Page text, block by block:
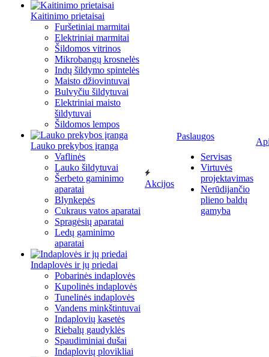
Kaitinimo prietaisai
Furšetiniai marmitai
Elektriniai marmitai
Šildomos vitrinos
Mikrobangų krosnelės
Indų šildymo spintelės
Maisto džiovintuvai
Bulvyčiu šildytuvai
Elektriniai maisto
šildytuvai
Šildomos lempos
Lauko prekybos įranga
Vaflinės
Lauko šildytuvai
Šerbeto gaminimo
aparatai
Blynkepės
Cukraus vatos aparatai
Spragėsių aparatai
Ledų gaminimo
aparatai
Indaplovės ir jų priedai
Pobarinės indaplovės
Kupolinės indaplovės
Tunelinės indaplovės
Vandens minkštintuvai
Indaplovių kasetės
Riebalų gaudyklės
Spaudiminiai dušai
Indaplovių plovikliai
Akcijos
Paslaugos
Servisas
Virtuvės
projektavimas
Nerūdijančio
plieno baldų
gamyba